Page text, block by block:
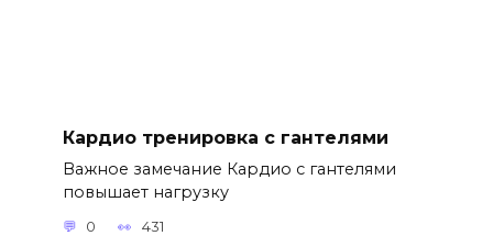
Кардио тренировка с гантелями
Важное замечание Кардио с гантелями
повышает нагрузку
0 431